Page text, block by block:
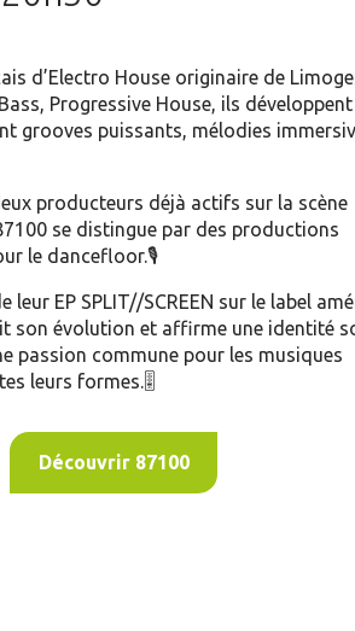
d’Electro House originaire de
Progressive House, ils
grooves puissants, mélodies
producteurs déjà actifs sur la scène
se distingue par des productions
le dancefloor.🎙️
leur EP SPLIT//SCREEN sur le label
son évolution et affirme une identité
passion commune pour les musiques
leurs formes.🎚️
Découvrir 87100